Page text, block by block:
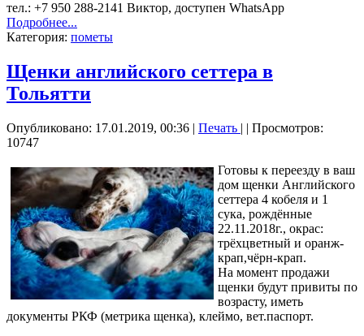
тел.: +7 950 288-2141 Виктор, доступен WhatsApp
Подробнее...
Категория: пометы
Щенки английского сеттера в
Тольятти
Опубликовано: 17.01.2019, 00:36 | Печать | | Просмотров:
10747
Готовы к переезду в ваш
дом щенки Английского
сеттера 4 кобеля и 1
сука, рождённые
22.11.2018г., окрас:
трёхцветный и оранж-
крап,чёрн-крап.
На момент продажи
щенки будут привиты по
возрасту, иметь
документы РКФ (метрика щенка), клеймо, вет.паспорт.